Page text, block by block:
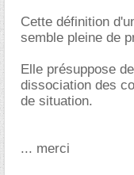
Cette définition
semble pleine de
Elle présuppose
dissociation des
de situation.
... merci